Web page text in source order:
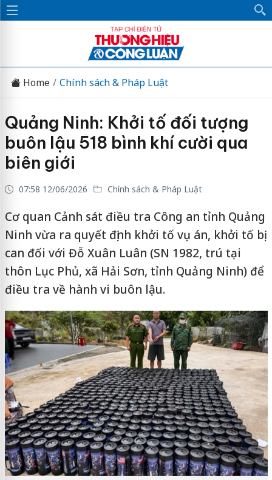
Home Chính sách & Pháp Luật
Quảng Ninh: Khởi tố đối tượng
buôn lậu 518 bình khí cười qua
biên giới
07:58 12/06/2026 Chính sách & Pháp Luật
Cơ quan Cảnh sát điều tra Công an tỉnh Quảng
Ninh vừa ra quyết định khởi tố vụ án, khởi tố bị
can đối với Đỗ Xuân Luân (SN 1982, trú tại
thôn Lục Phủ, xã Hải Sơn, tỉnh Quảng Ninh) để
điều tra về hành vi buôn lậu.